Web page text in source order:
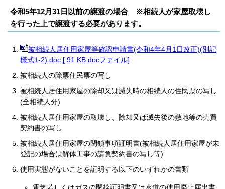
令和5年12月31日以前の譲渡の場合 ※相続人が家屋取壊し
を行った上で譲渡する必要があります。
被相続人居住用家屋等確認申請書(令和4年4月1日改正)(別記
様式1-2).doc [ 91 KB docファイル]
被相続人の除票住民票の写し
被相続人居住用家屋の除却又は滅失時の相続人の住民票の写し
(全相続人分)
被相続人居住用家屋の取壊し、除却又は滅失後の敷地等の売買
契約書の写し
被相続人居住用家屋の閉鎖事項証明書(被相続人居住用家屋が未
登記の場合は解体工事の請負契約書の写し等)
使用実態がないことを証明する以下のいずれかの書類